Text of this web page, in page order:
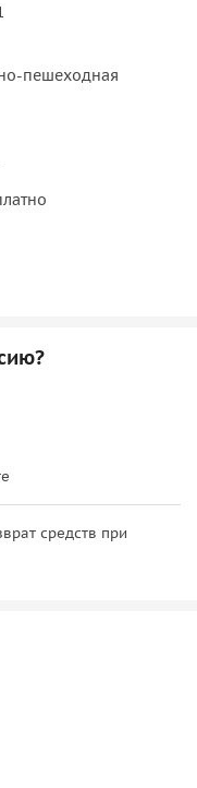
пешеходная
средств при